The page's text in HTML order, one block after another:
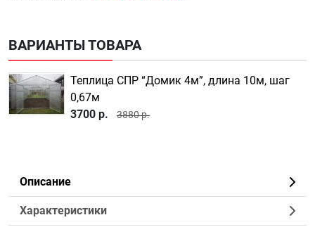
ВАРИАНТЫ ТОВАРА
Теплица СПР “Домик 4м”, длина 10м, шаг
0,67м
3700 р.
3880 р.
Описание
Характеристики